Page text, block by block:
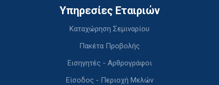
Υπηρεσίες Εταιριών
Καταχώρηση Σεμιναρίου
Πακέτα Προβολής
Εισηγητές - Αρθρογράφοι
Είσοδος - Περιοχή Μελών